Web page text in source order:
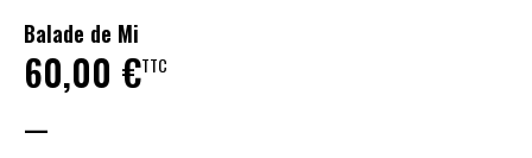
Balade de Mi
60,00 €TTC
—